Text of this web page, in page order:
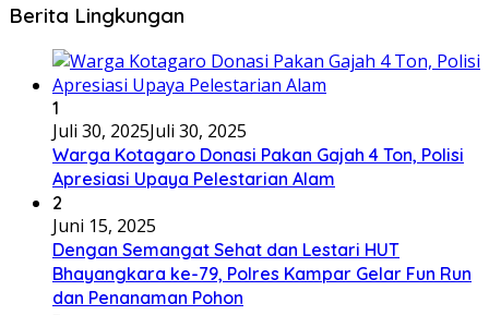
Berita Lingkungan
1
Juli 30, 2025Juli 30, 2025
Warga Kotagaro Donasi Pakan Gajah 4 Ton, Polisi
Apresiasi Upaya Pelestarian Alam
2
Juni 15, 2025
Dengan Semangat Sehat dan Lestari HUT
Bhayangkara ke-79, Polres Kampar Gelar Fun Run
dan Penanaman Pohon